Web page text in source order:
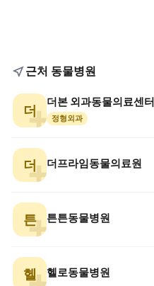
근처 동물병원
더
더본 외과동물의료센터
정형외과
더 더프라임동물의료원
튼 튼튼동물병원
헬 헬로동물병원